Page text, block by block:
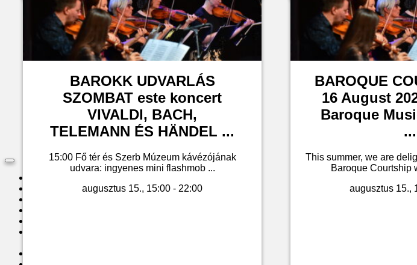
Toggle
JEGYINFORMÁCIÓK
BAROKK UDVARLÁS
SZOMBAT este koncert
VIVALDI, BACH,
TELEMANN ÉS HÄNDEL ...
15:00 Fő tér és Szerb Múzeum kávézójának
udvara: ingyenes mini flashmob ...
augusztus 15., 15:00 - 22:00
BAROQUE
16 August
Baroque
...
This summer, we are
Baroque Courtship
augusztus 15.,